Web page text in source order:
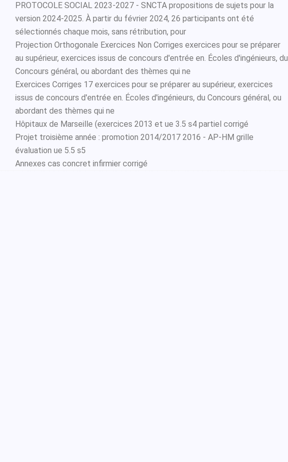
PROTOCOLE SOCIAL 2023-2027 - SNCTA propositions de sujets pour la
version 2024-2025. À partir du février 2024, 26 participants ont été
sélectionnés chaque mois, sans rétribution, pour
Projection Orthogonale Exercices Non Corriges exercices pour se préparer
au supérieur, exercices issus de concours d'entrée en. Écoles d'ingénieurs, du
Concours général, ou abordant des thèmes qui ne
Exercices Corriges 17 exercices pour se préparer au supérieur, exercices
issus de concours d'entrée en. Écoles d'ingénieurs, du Concours général, ou
abordant des thèmes qui ne
Hôpitaux de Marseille (exercices 2013 et ue 3.5 s4 partiel corrigé
Projet troisième année : promotion 2014/2017 2016 - AP-HM grille
évaluation ue 5.5 s5
Annexes cas concret infirmier corrigé